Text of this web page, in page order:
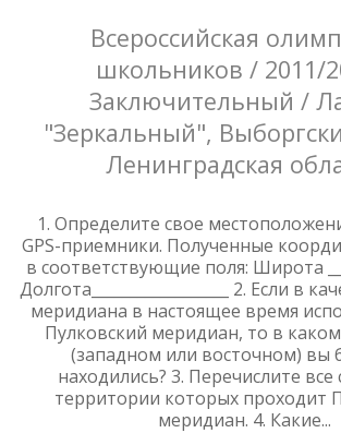
Всероссийская
школьников / 2011/
Заключительный /
"Зеркальный",
Ленинградская
1. Определите свое
GPS-приемники. Полученные
в соответствующие поля: Широта
Долгота__________________ 2. Если в
меридиана в настоящее время
Пулковский меридиан, то в
(западном или восточном) вы
находились? 3. Перечислите
территории которых проходит
меридиан. 4. Какие...